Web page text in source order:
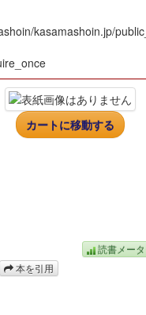
kasamashoin.jp/
カートに移動する
読書メー
本を引用